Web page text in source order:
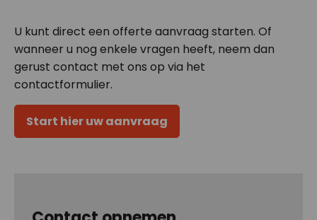
U kunt direct een offerte aanvraag starten. Of
wanneer u nog enkele vragen heeft, neem dan
gerust contact met ons op via het
contactformulier.
Start hier uw aanvraag